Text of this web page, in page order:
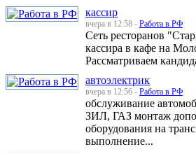
кассир
вчера в 12:58 - Работа в РФ
Сеть ресторанов
кассира в кафе на
Рассматриваем
автоэлектрик
вчера в 12:56 - Работа в РФ
обслуживание
ЗИЛ, ГАЗ монтаж
оборудования на
выполнение...